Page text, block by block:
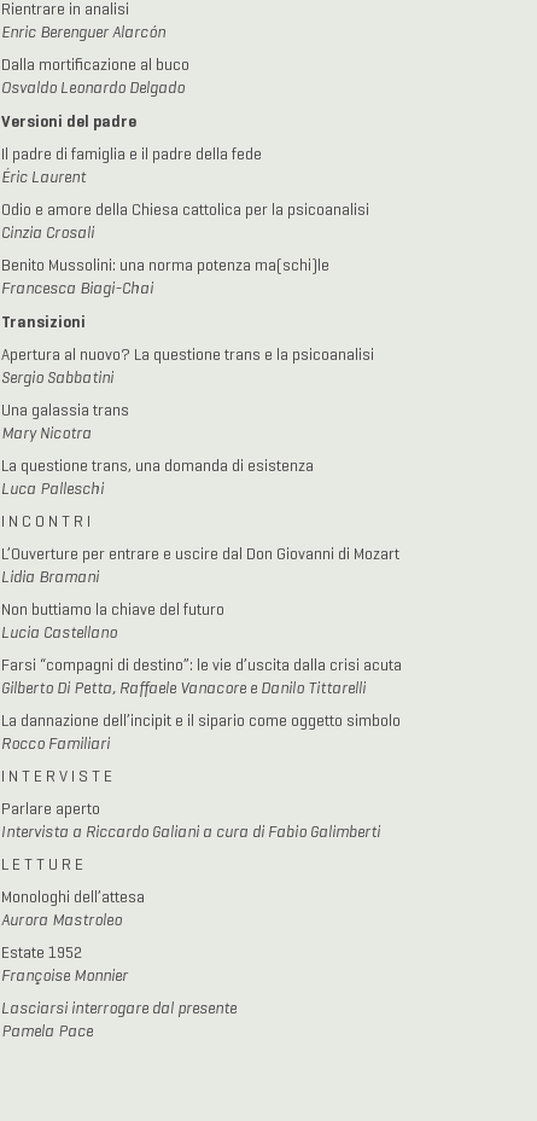
Rientrare in analisi
Enric Berenguer Alarcón
Dalla mortificazione al buco
Osvaldo Leonardo Delgado
Versioni del padre
Il padre di famiglia e il padre della fede
Éric Laurent
Odio e amore della Chiesa cattolica per la psicoanalisi
Cinzia Crosali
Benito Mussolini: una norma potenza ma(schi)le
Francesca Biagi-Chai
Transizioni
Apertura al nuovo? La questione trans e la psicoanalisi
Sergio Sabbatini
Una galassia trans
Mary Nicotra
La questione trans, una domanda di esistenza
Luca Palleschi
I N C O N T R I
L’Ouverture per entrare e uscire dal Don Giovanni di Mozart
Lidia Bramani
Non buttiamo la chiave del futuro
Lucia Castellano
Farsi “compagni di destino”: le vie d’uscita dalla crisi acuta
Gilberto Di Petta, Raffaele Vanacore e Danilo Tittarelli
La dannazione dell’incipit e il sipario come oggetto simbolo
Rocco Familiari
I N T E R V I S T E
Parlare aperto
Intervista a Riccardo Galiani a cura di Fabio Galimberti
L E T T U R E
Monologhi dell’attesa
Aurora Mastroleo
Estate 1952
Françoise Monnier
Lasciarsi interrogare dal presente
Pamela Pace